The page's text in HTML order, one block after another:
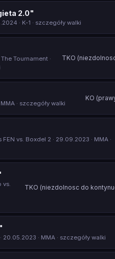
2.0"
· K-1 · szczegóły walki
Tournament ·
TKO
· szczegóły walki
KO
FEN vs. Boxdel 2 · 29.09.2023 · MMA ·
vs.
TKO (niezdolnosc do
· 20.05.2023 · MMA · szczegóły walki